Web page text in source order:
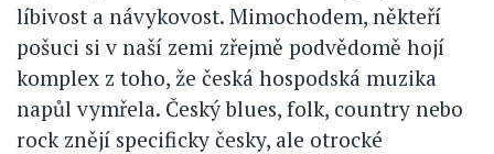
líbivost a návykovost. Mimochodem, někteří
pošuci si v naší zemi zřejmě podvědomě hojí
komplex z toho, že česká hospodská muzika
napůl vymřela. Český blues, folk, country nebo
rock znějí specificky česky, ale otrocké